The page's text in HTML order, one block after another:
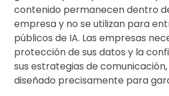
contenido permanecen dentro
empresa y no se utilizan para
públicos de IA. Las empresas
protección de sus datos y la
sus estrategias de
diseñado precisamente para